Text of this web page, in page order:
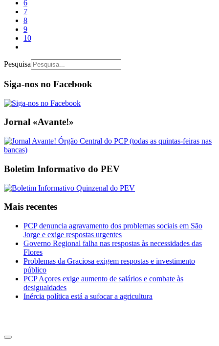
6
7
8
9
10
Pesquisa
Siga-nos no Facebook
Jornal «Avante!»
Boletim Informativo do PEV
Mais recentes
PCP denuncia agravamento dos problemas sociais em São
Jorge e exige respostas urgentes
Governo Regional falha nas respostas às necessidades das
Flores
Problemas da Graciosa exigem respostas e investimento
público
PCP Açores exige aumento de salários e combate às
desigualdades
Inércia política está a sufocar a agricultura